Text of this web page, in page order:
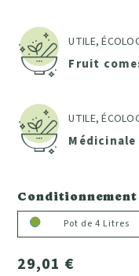
UTILE,
Fruit
UTILE,
Médicinale
Conditionnement
Pot de 4 Litres
29,01 €